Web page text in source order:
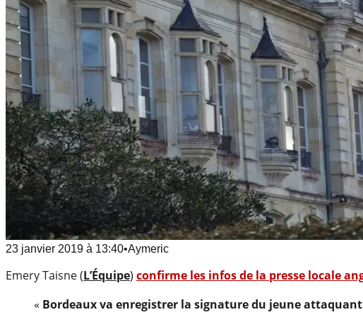
23 janvier 2019 à 13:40•Aymeric
Emery Taisne (L’Équipe) confirme les infos de la presse locale
« Bordeaux va enregistrer la signature du jeune attaquant